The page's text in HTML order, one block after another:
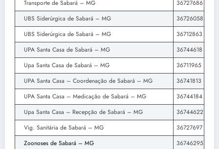
Transporte de Sabará – MG
36727686
UBS Siderúrgica de Sabará – MG
36726058
UBS Siderúrgica de Sabará – MG
36712863
UPA Santa Casa de Sabará – MG
36744618
Upa Santa Casa de Sabará – MG
36711965
UPA Santa Casa – Coordenação de Sabará – MG
36741813
UPA Santa Casa – Medicação de Sabará – MG
36744184
Upa Santa Casa – Recepção de Sabará – MG
36744622
Vig. Sanitária de Sabará – MG
36727697
Zoonoses de Sabará – MG
36746295